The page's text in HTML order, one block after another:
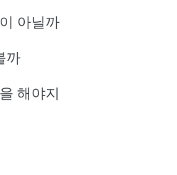
아닐까
까
해야지